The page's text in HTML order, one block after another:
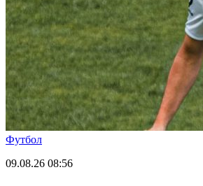
Футбол
09.08.26 08:56